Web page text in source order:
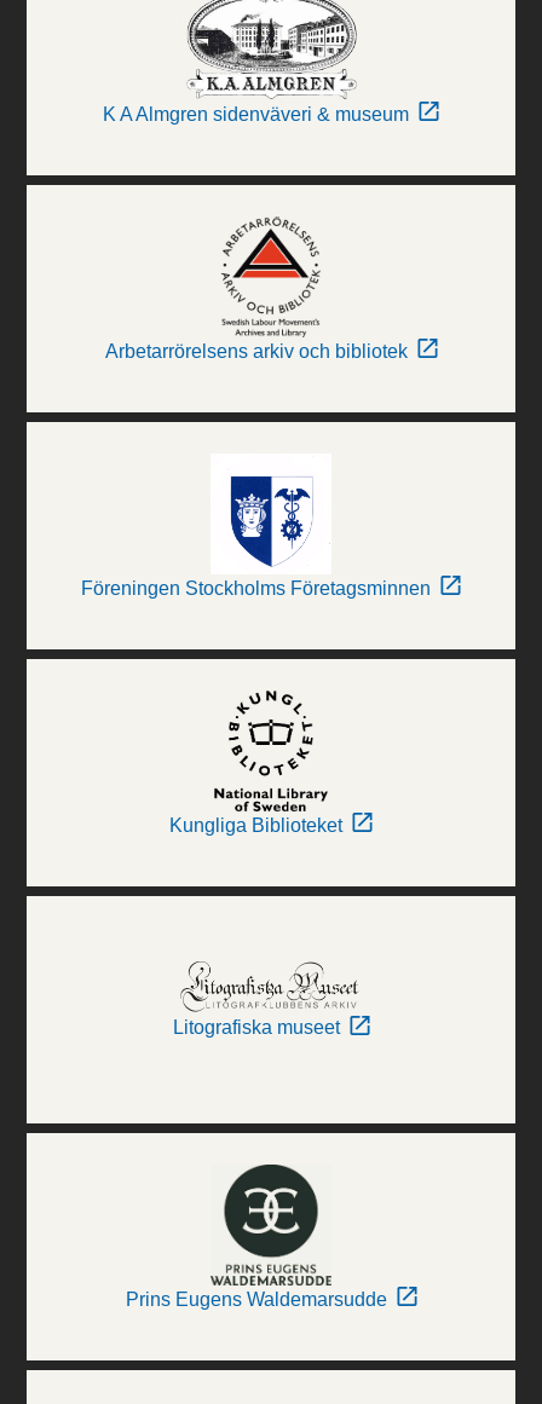
K A Almgren sidenväveri & museum
Arbetarrörelsens arkiv och bibliotek
Föreningen Stockholms Företagsminnen
Kungliga Biblioteket
Litografiska museet
Prins Eugens Waldemarsudde